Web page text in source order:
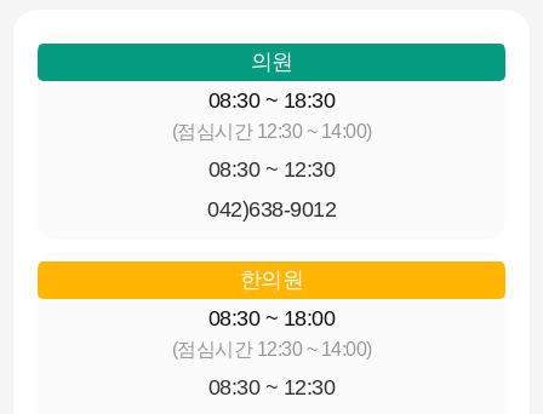
의원
08:30 ~ 18:30
(점심시간 12:30 ~ 14:00)
08:30 ~ 12:30
042)638-9012
한의원
08:30 ~ 18:00
(점심시간 12:30 ~ 14:00)
08:30 ~ 12:30